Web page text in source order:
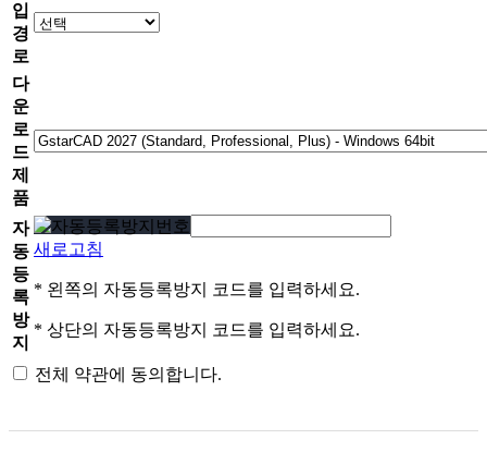
입
경
로
다
운
로
드
제
품
자
동
등
록
방
지
새로고침
* 왼쪽의 자동등록방지 코드를 입력하세요.
* 상단의 자동등록방지 코드를 입력하세요.
전체 약관에 동의합니다.